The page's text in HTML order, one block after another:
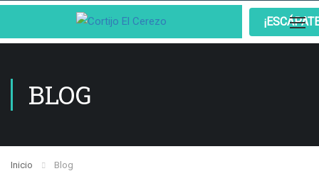
BLOG
Inicio Blog